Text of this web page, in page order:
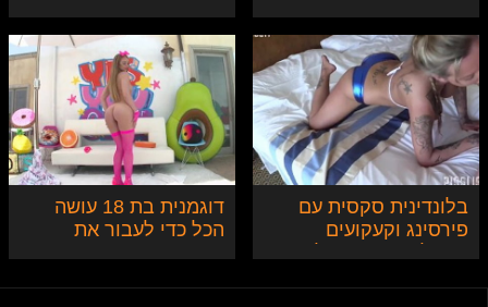
בלונדינית סקסית עם
פירסינג וקעקועים
דוגמנית בת 18 עושה
הכל כדי לעבור את